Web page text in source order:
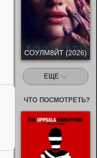
СОУЛМ8ЙТ (2026)
ЕЩЕ
ЧТО ПОСМОТРЕТЬ?